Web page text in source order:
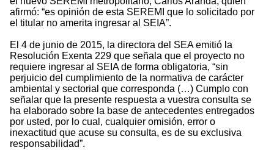
afirmó: “es opinión de esta SEREMI que lo solicitado por
el titular no amerita ingresar al SEIA”.
El 4 de junio de 2015, la directora del SEA emitió la
Resolución Exenta 229 que señala que el proyecto no
requiere ingresar al SEIA de forma obligatoria, “sin
perjuicio del cumplimiento de la normativa de carácter
ambiental y sectorial que corresponda (…) Cumplo con
señalar que la presente respuesta a vuestra consulta se
ha elaborado sobre la base de antecedentes entregados
por usted, por lo cual, cualquier omisión, error o
inexactitud que acuse su consulta, es de su exclusiva
responsabilidad”.